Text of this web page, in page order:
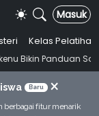
Masuk
Kelas Pelatihan
Salat dengan
Baru ×
berbagai fitur menarik